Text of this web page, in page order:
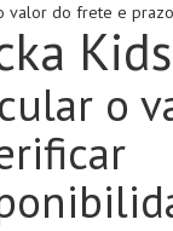
valor do frete e
Kids
o